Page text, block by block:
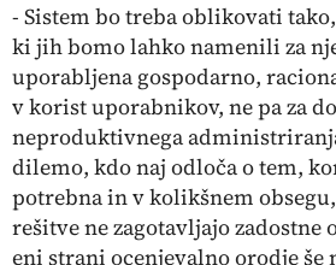
- Sistem bo treba oblikovati
ki jih bomo lahko namenili za
uporabljena gospodarno,
v korist uporabnikov, ne pa za
neproduktivnega
dilemo, kdo naj odloča o tem,
potrebna in v kolikšnem
rešitve ne zagotavljajo zadostne
eni strani ocenjevalno orodje še